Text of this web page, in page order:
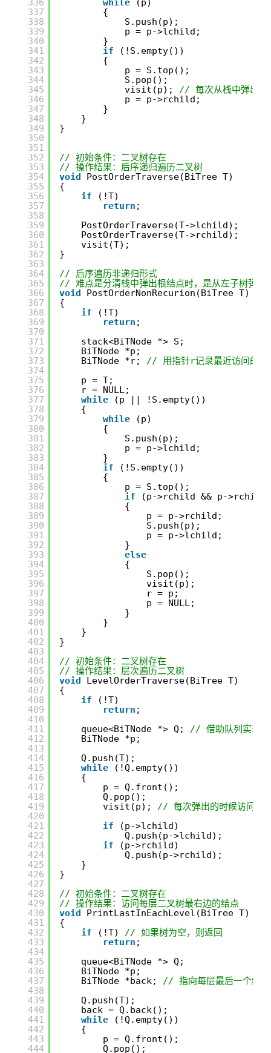
336
337
338
339
340
341
342
343
344
345
346
347
348
349
350
351
352
353
354
355
356
357
358
359
360
361
362
363
364
365
366
367
368
369
370
371
372
373
374
375
376
377
378
379
380
381
382
383
384
385
386
387
388
389
390
391
392
393
394
395
396
397
398
399
400
401
402
403
404
405
406
407
408
409
410
411
412
413
414
415
416
417
418
419
420
421
422
423
424
425
426
427
428
429
430
431
432
433
434
435
436
437
438
439
440
441
442
443
444
while
(p)
{
S.push(p);
p = p->lchild;
}
if
(!S.empty())
{
p = S.top();
S.pop();
visit(p); // 每次从栈中弹出的
p = p->rchild;
}
}
}
// 初始条件：二叉树存在
// 操作结果：后序递归遍历二叉树
void
PostOrderTraverse(BiTree T)
{
if
(!T)
return ;
PostOrderTraverse(T->lchild);
PostOrderTraverse(T->rchild);
visit(T);
}
// 后序遍历非递归形式
// 难点是分清栈中弹出根结点时，是从左子树弹出
void
PostOrderNonRecurion(BiTree T)
{
if
(!T)
return ;
stack<BiTNode *> S;
BiTNode *p;
BiTNode *r; // 用指针r记录最近访问的结
p = T;
r = NULL;
while
(p || !S.empty())
{
while
(p)
{
S.push(p);
p = p->lchild;
}
if
(!S.empty())
{
p = S.top();
if
(p->rchild && p-
{
p = p->rchild;
S.push(p);
p = p->lchild;
}
else
{
S.pop();
visit(p);
r = p;
p = NULL;
}
}
}
}
// 初始条件：二叉树存在
// 操作结果：层次遍历二叉树
void
LevelOrderTraverse(BiTree T)
{
if
(!T)
return ;
queue<BiTNode *> Q; // 借助队列实现层
BiTNode *p;
Q.push(T);
while
(!Q.empty())
{
p = Q.front();
Q.pop();
visit(p); // 每次弹出的时候访问结
if
(p->lchild)
Q.push(p->lchild);
if
(p->rchild)
Q.push(p->rchild);
}
}
// 初始条件：二叉树存在
// 操作结果：访问每层二叉树最右边的结点
void
PrintLastInEachLevel(BiTree T)
{
if
(!T) // 如果树为空，则返回
return ;
queue<BiTNode *> Q;
BiTNode *p;
BiTNode *back; // 指向每层最后一个结点
Q.push(T);
back = Q.back();
while
(!Q.empty())
{
p = Q.front();
Q.pop();